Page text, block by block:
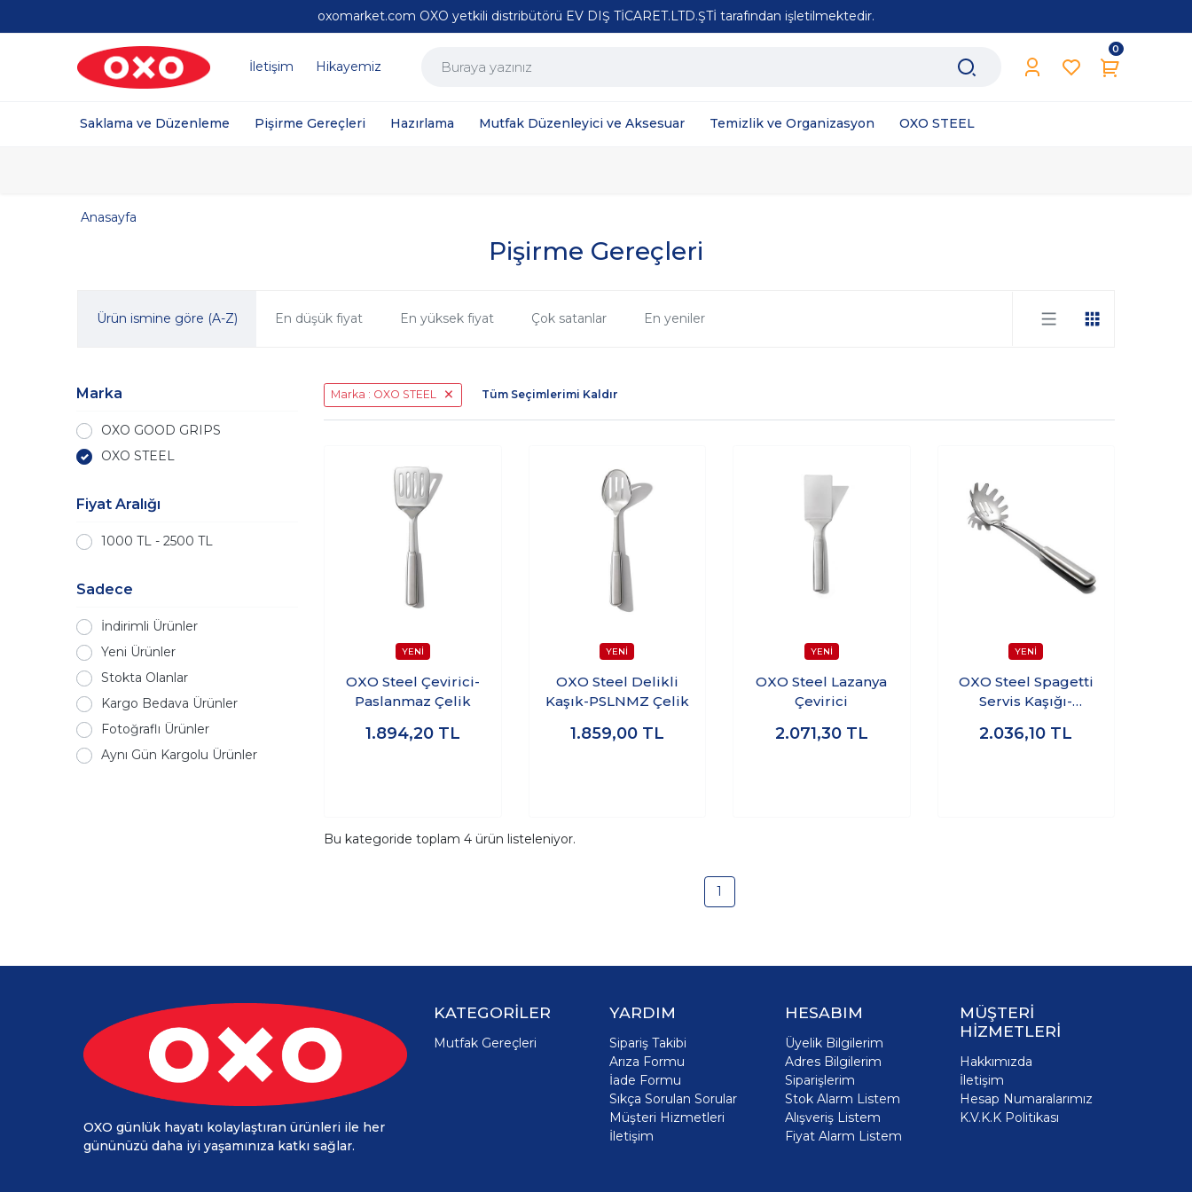
oxomarket.com OXO yetkili distribütörü EV DIŞ TİCARET.LTD.ŞTİ tarafından işletilmektedir.
İletişim Hikayemiz
0
Saklama ve Düzenleme Pişirme Gereçleri Hazırlama Mutfak Düzenleyici ve Aksesuar Temizlik ve Organizasyon OXO STEEL
Pişirme Gereçleri
Anasayfa
Ürün ismine göre (A-Z) En düşük fiyat En yüksek fiyat Çok satanlar En yeniler
Marka
OXO GOOD GRIPS
OXO STEEL
Fiyat Aralığı
1000 TL - 2500 TL
Sadece
İndirimli Ürünler
Yeni Ürünler
Stokta Olanlar
Kargo Bedava Ürünler
Fotoğraflı Ürünler
Aynı Gün Kargolu Ürünler
Marka : OXO STEEL Tüm Seçimlerimi Kaldır
OXO Steel Çevirici-
Paslanmaz Çelik
1.894,20 TL
OXO Steel Delikli
Kaşık-PSLNMZ Çelik
1.859,00 TL
OXO Steel Lazanya
Çevirici
2.071,30 TL
OXO Steel Spagetti
Servis Kaşığı-
2.036,10 TL
Bu kategoride toplam 4 ürün listeleniyor.
1
OXO günlük hayatı kolaylaştıran ürünleri ile her
gününüzü daha iyi yaşamınıza katkı sağlar.
KATEGORİLER
Mutfak Gereçleri
YARDIM
Sipariş Takibi
Arıza Formu
İade Formu
Sıkça Sorulan Sorular
Müşteri Hizmetleri
İletişim
HESABIM
Üyelik Bilgilerim
Adres Bilgilerim
Siparişlerim
Stok Alarm Listem
Alışveriş Listem
Fiyat Alarm Listem
MÜŞTERİ
HİZMETLERİ
Hakkımızda
İletişim
Hesap Numaralarımız
K.V.K.K Politikası